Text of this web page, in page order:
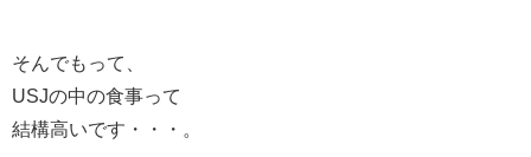
そんでもって、
USJの中の食事って
結構高いです・・・。